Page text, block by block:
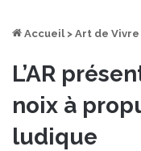
Accueil > Art de Vivre
L’AR
noix à
ludique